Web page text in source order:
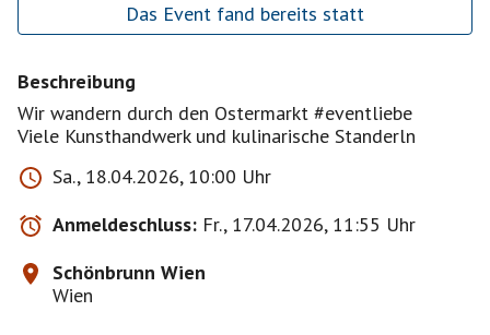
Das Event fand bereits statt
Beschreibung
Wir wandern durch den Ostermarkt #eventliebe
Viele Kunsthandwerk und kulinarische Standerln
Sa., 18.04.2026, 10:00 Uhr
Anmeldeschluss: Fr., 17.04.2026, 11:55 Uhr
Schönbrunn Wien
Wien